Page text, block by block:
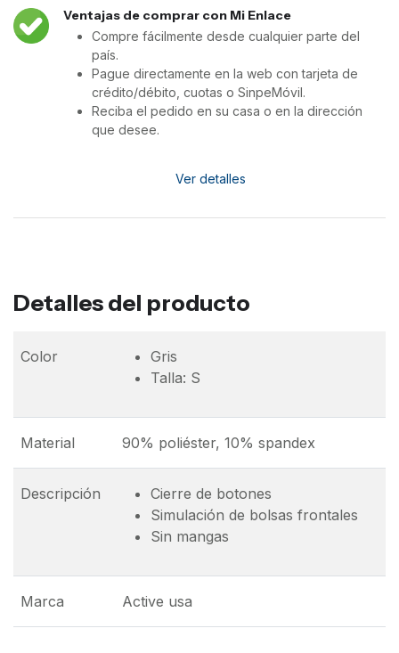
Ventajas de comprar con Mi Enlace
Compre fácilmente desde cualquier parte del
país.
Pague directamente en la web con tarjeta de
crédito/débito, cuotas o SinpeMóvil.
Reciba el pedido en su casa o en la dirección
que desee.
Ver detalles
Detalles del producto
Color
Gris
Talla: S
Material 90% poliéster, 10% spandex
Descripción
Cierre de botones
Simulación de bolsas frontales
Sin mangas
Marca Active usa